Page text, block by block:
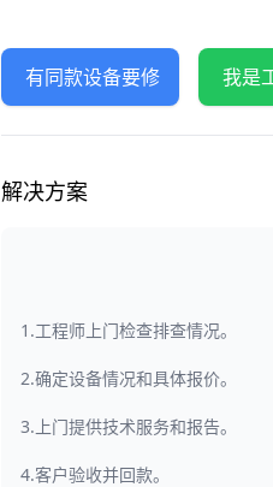
有同款设备要修 我是
解决方案
1.工程师上门检查排查情况。
2.确定设备情况和具体报价。
3.上门提供技术服务和报告。
4.客户验收并回款。